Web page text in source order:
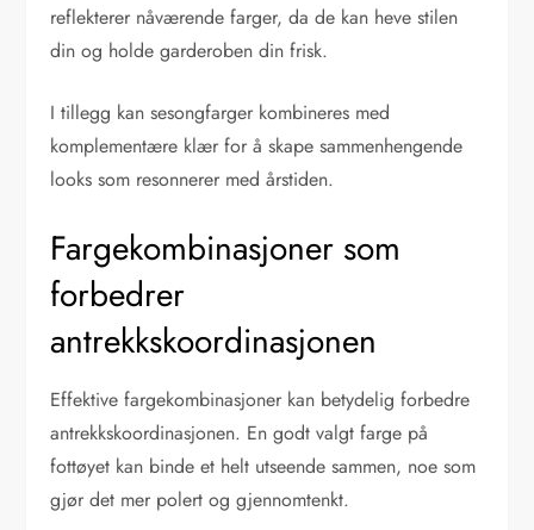
reflekterer nåværende farger, da de kan heve stilen
din og holde garderoben din frisk.
I tillegg kan sesongfarger kombineres med
komplementære klær for å skape sammenhengende
looks som resonnerer med årstiden.
Fargekombinasjoner som
forbedrer
antrekkskoordinasjonen
Effektive fargekombinasjoner kan betydelig forbedre
antrekkskoordinasjonen. En godt valgt farge på
fottøyet kan binde et helt utseende sammen, noe som
gjør det mer polert og gjennomtenkt.